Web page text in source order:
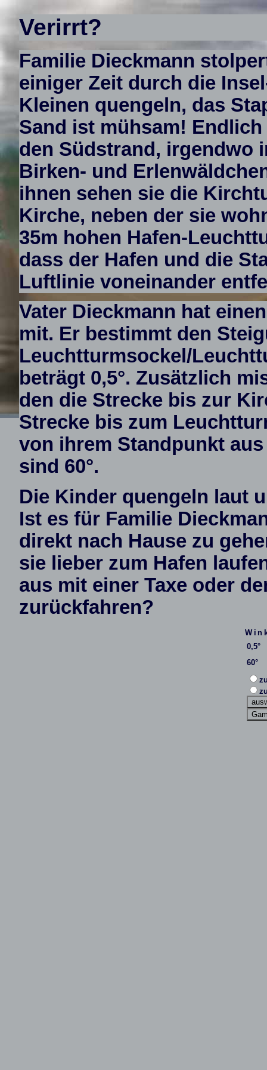
Verirrt?
Familie Dieckmann
einiger Zeit durch die
Kleinen quengeln, das
Sand ist mühsam!
den Südstrand, irgendwo
Birken- und
ihnen sehen sie die
Kirche, neben der sie
35m hohen Hafen-
dass der Hafen und die
Luftlinie voneinander
Vater Dieckmann hat
mit. Er bestimmt den
Leuchtturmsockel/
beträgt 0,5°. Zusätzlich
den die Strecke bis zur
Strecke bis zum
von ihrem Standpunkt
sind 60°.
Die Kinder quengeln laut
Ist es für Familie
direkt nach Hause zu
sie lieber zum Hafen
aus mit einer Taxe oder
zurückfahren?
0,5°
60°